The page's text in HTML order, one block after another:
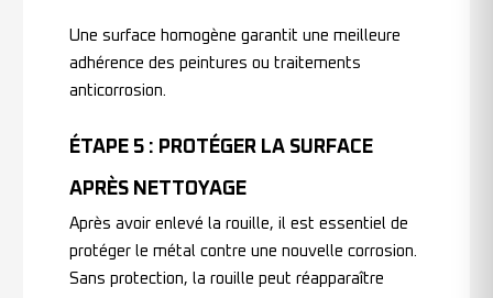
Une surface homogène garantit une meilleure
adhérence des peintures ou traitements
anticorrosion.
ÉTAPE 5 : PROTÉGER LA SURFACE
APRÈS NETTOYAGE
Après avoir enlevé la rouille, il est essentiel de
protéger le métal contre une nouvelle corrosion.
Sans protection, la rouille peut réapparaître